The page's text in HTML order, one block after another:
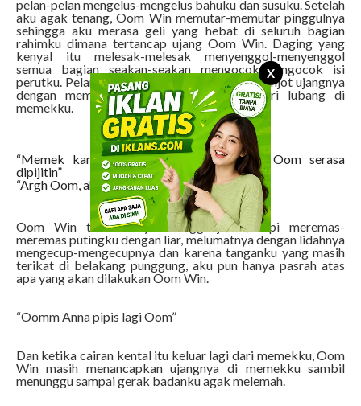
X
pelan-pelan mengelus-mengelus bahuku dan susuku. Setelah
aku agak tenang, Oom Win memutar-memutar pinggulnya
sehingga aku merasa geli yang hebat di seluruh bagian
rahimku dimana tertancap ujang Oom Win. Daging yang
kenyal itu melesak-melesak menyenggol-menyenggol
semua bagian seakan-seakan mengocok-mengocok isi
perutku. Pelan-Pelan Oom Win mulai menggenjot ujangnya
dengan memaju mundurkan ujang nya dari lubang di
memekku.
“Memek kamu sempit sekali Anna, dede Oom serasa
dipijitin”
“Argh Oom, ah, geli ah..”
Oom Win tidak hanya menggenjotku, tapi meremas-
meremas putingku dengan liar, melumatnya dengan lidahnya
mengecup-mengecupnya dan karena tanganku yang masih
terikat di belakang punggung, aku pun hanya pasrah atas
apa yang akan dilakukan Oom Win.
“Oomm Anna pipis lagi Oom”
Dan ketika cairan kental itu keluar lagi dari memekku, Oom
Win masih menancapkan ujangnya di memekku sambil
menunggu sampai gerak badanku agak melemah.